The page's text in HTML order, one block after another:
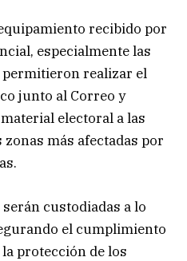
recibido por
especialmente las
permitieron realizar el
junto al Correo y
electoral a las
más afectadas por
custodiadas a lo
el cumplimiento
protección de los